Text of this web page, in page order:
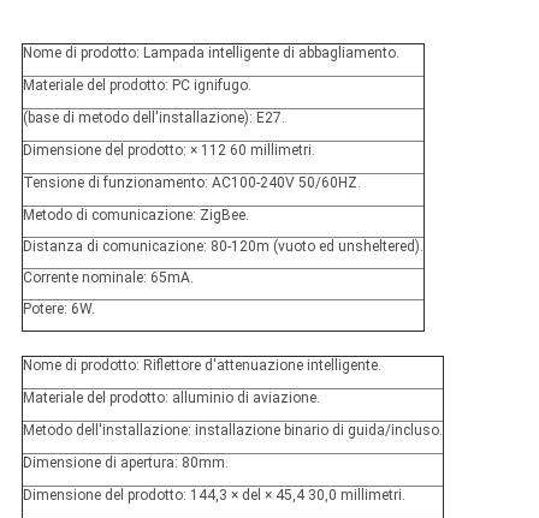
Nome di prodotto: Lampada intelligente di abbagliamento.
Materiale del prodotto: PC ignifugo.
(base di metodo dell'installazione): E27.
Dimensione del prodotto: × 112 60 millimetri.
Tensione di funzionamento: AC100-240V 50/60HZ.
Metodo di comunicazione: ZigBee.
Distanza di comunicazione: 80-120m (vuoto ed unsheltered).
Corrente nominale: 65mA.
Potere: 6W.
Nome di prodotto: Riflettore d'attenuazione intelligente.
Materiale del prodotto: alluminio di aviazione.
Metodo dell'installazione: installazione binario di guida/incluso.
Dimensione di apertura: 80mm.
Dimensione del prodotto: 144,3 × del × 45,4 30,0 millimetri.